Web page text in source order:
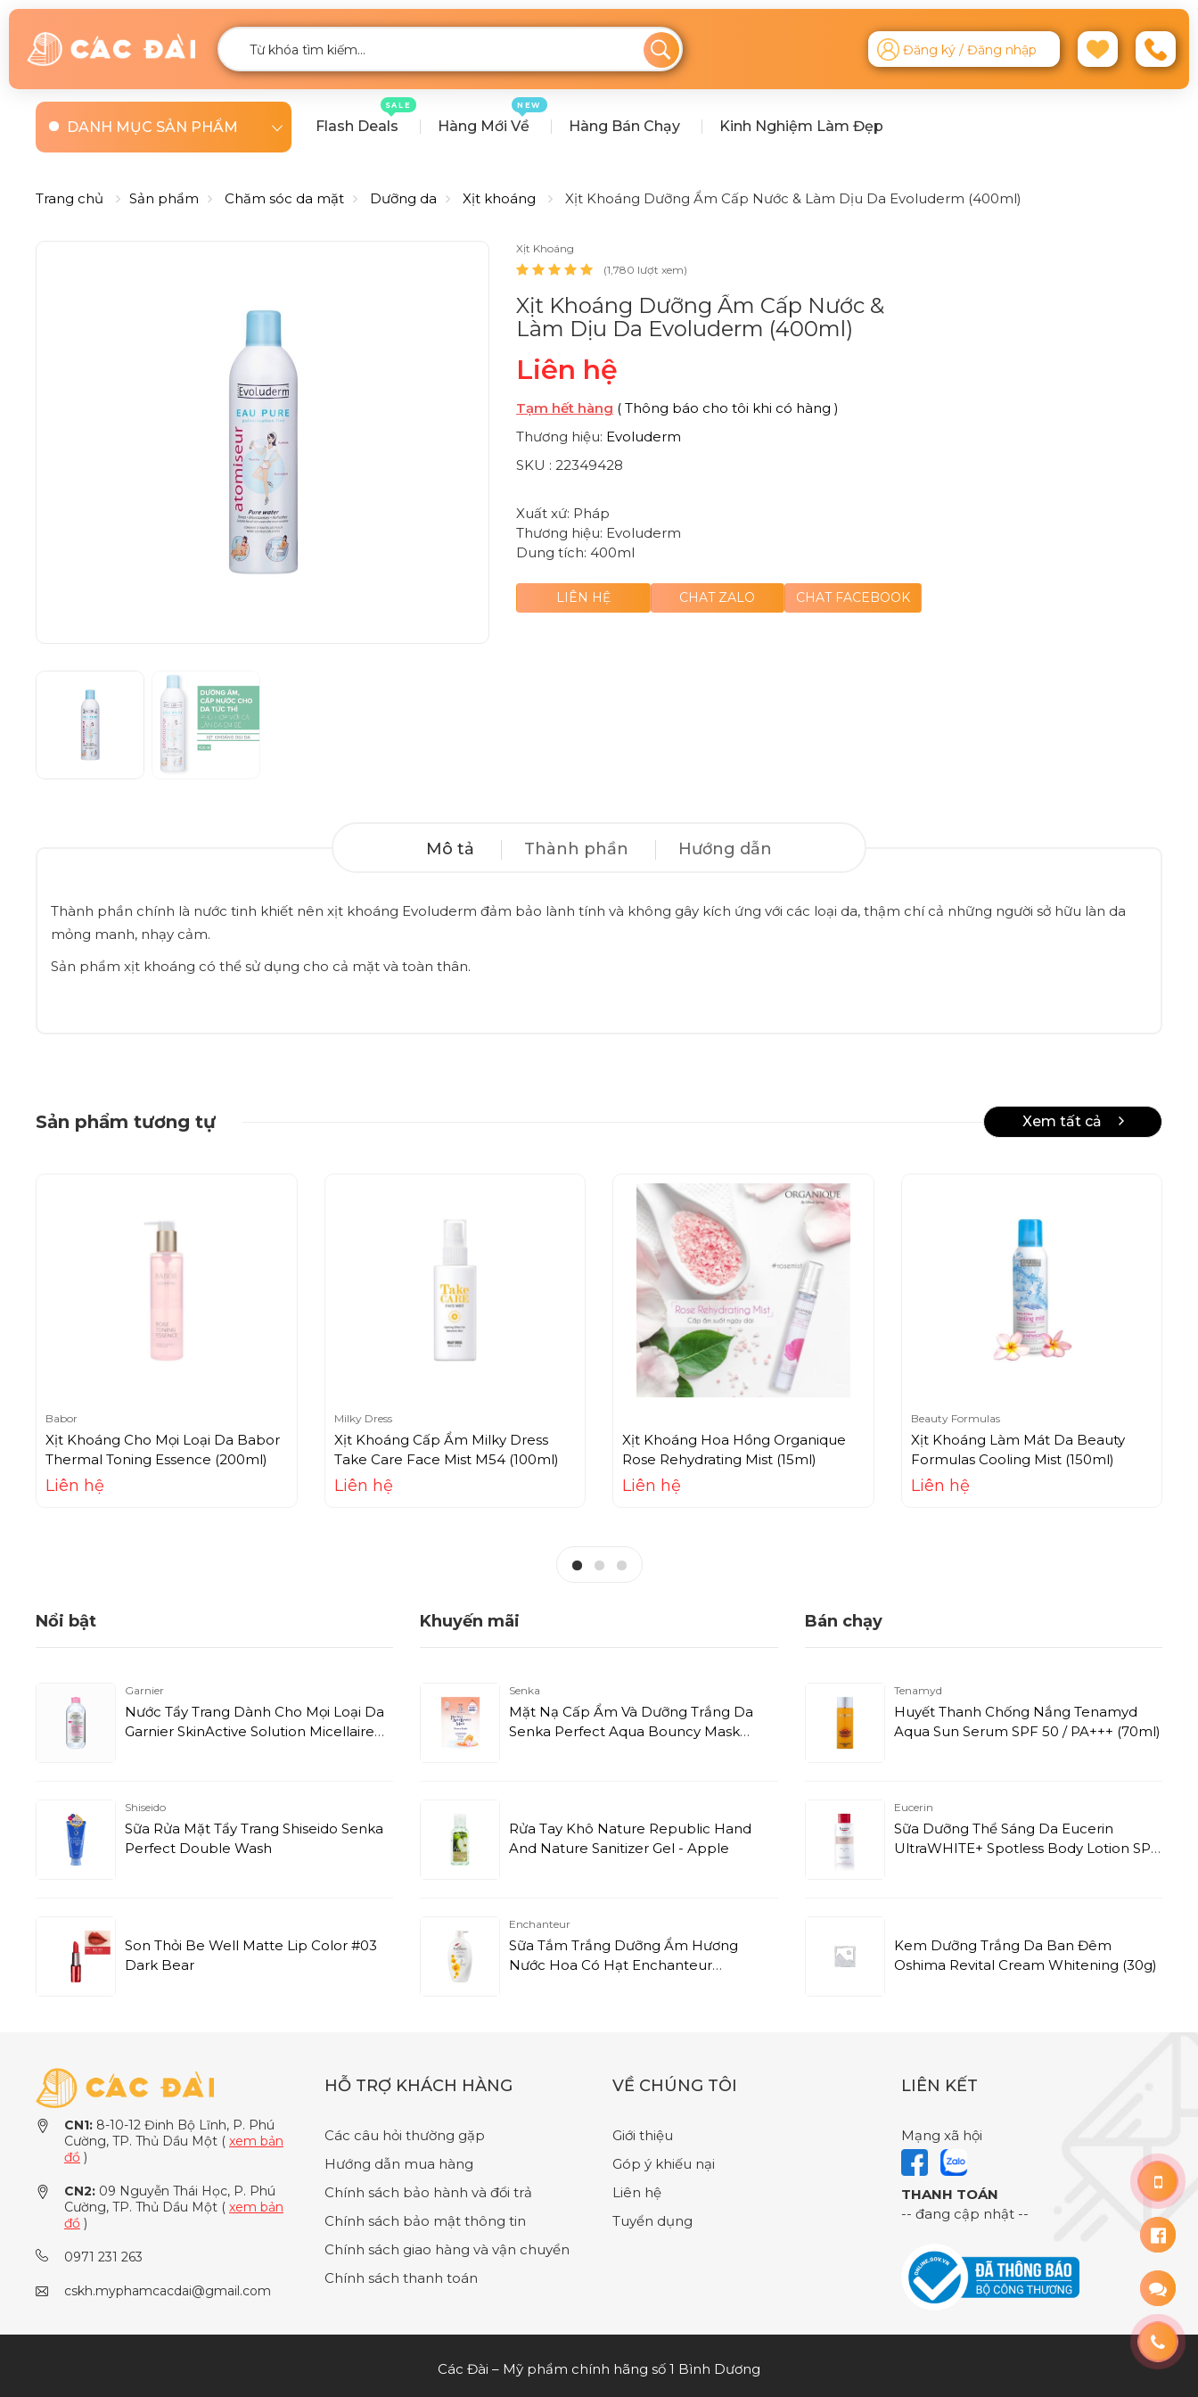
Đăng ký / Đăng nhập
DANH MỤC SẢN PHẨM Flash Deals
SALE
Hàng Mới Về
NEW
Hàng Bán Chạy Kinh Nghiệm Làm Đẹp
Trang chủ Sản phẩm Chăm sóc da mặt Dưỡng da Xịt khoáng Xịt Khoáng Dưỡng Ẩm Cấp Nước & Làm Dịu Da Evoluderm (400ml)
Xịt Khoáng
(1,780 lượt xem)
Xịt Khoáng Dưỡng Ẩm Cấp Nước &
Làm Dịu Da Evoluderm (400ml)
Liên hệ
Tạm hết hàng ( Thông báo cho tôi khi có hàng )
Thương hiệu: Evoluderm
SKU : 22349428
Xuất xứ: Pháp
Thương hiệu: Evoluderm
Dung tích: 400ml
LIÊN HỆ CHAT ZALO CHAT FACEBOOK
Mô tả Thành phần Hướng dẫn
Thành phần chính là nước tinh khiết nên xịt khoáng Evoluderm đảm bảo lành tính và không gây kích ứng với các loại da, thậm chí cả những người sở hữu làn da
mỏng manh, nhạy cảm.
Sản phẩm xịt khoáng có thể sử dụng cho cả mặt và toàn thân.
Sản phẩm tương tự Xem tất cả
Babor
Xịt Khoáng Cho Mọi Loại Da Babor
Thermal Toning Essence (200ml)
Liên hệ
Milky Dress
Xịt Khoáng Cấp Ẩm Milky Dress
Take Care Face Mist M54 (100ml)
Liên hệ
Xịt Khoáng Hoa Hồng Organique
Rose Rehydrating Mist (15ml)
Liên hệ
Beauty Formulas
Xịt Khoáng Làm Mát Da Beauty
Formulas Cooling Mist (150ml)
Liên hệ
Nổi bật
Garnier
Nước Tẩy Trang Dành Cho Mọi Loại Da
Garnier SkinActive Solution Micellaire
Shiseido
Sữa Rửa Mặt Tẩy Trang Shiseido Senka
Perfect Double Wash
Son Thỏi Be Well Matte Lip Color #03
Dark Bear
Khuyến mãi
Senka
Mặt Nạ Cấp Ẩm Và Dưỡng Trắng Da
Senka Perfect Aqua Bouncy Mask
Rửa Tay Khô Nature Republic Hand
And Nature Sanitizer Gel - Apple
Enchanteur
Sữa Tắm Trắng Dưỡng Ẩm Hương
Nước Hoa Có Hạt Enchanteur
Bán chạy
Tenamyd
Huyết Thanh Chống Nắng Tenamyd
Aqua Sun Serum SPF 50 / PA+++ (70ml)
Eucerin
Sữa Dưỡng Thể Sáng Da Eucerin
UltraWHITE+ Spotless Body Lotion SPF
Kem Dưỡng Trắng Da Ban Đêm
Oshima Revital Cream Whitening (30g)
CN1: 8-10-12 Đinh Bộ Lĩnh, P. Phú
Cường, TP. Thủ Dầu Một ( xem bản
đồ )
CN2: 09 Nguyễn Thái Học, P. Phú
Cường, TP. Thủ Dầu Một ( xem bản
đồ )
0971 231 263
cskh.myphamcacdai@gmail.com
HỖ TRỢ KHÁCH HÀNG
Các câu hỏi thường gặp
Hướng dẫn mua hàng
Chính sách bảo hành và đổi trả
Chính sách bảo mật thông tin
Chính sách giao hàng và vận chuyển
Chính sách thanh toán
VỀ CHÚNG TÔI
Giới thiệu
Góp ý khiếu nại
Liên hệ
Tuyển dụng
LIÊN KẾT
Mạng xã hội
THANH TOÁN
-- đang cập nhật --
Các Đài – Mỹ phẩm chính hãng số 1 Bình Dương